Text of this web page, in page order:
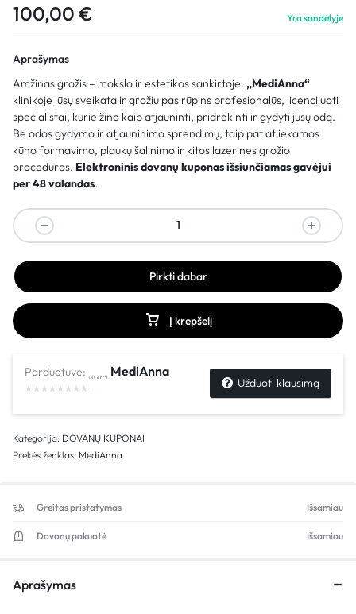
100,00 € Yra sandėlyje
Aprašymas
Amžinas grožis – mokslo ir estetikos sankirtoje. „MediAnna“
klinikoje jūsų sveikata ir grožiu pasirūpins profesionalūs, licencijuoti
specialistai, kurie žino kaip atjauninti, pridrėkinti ir gydyti jūsų odą.
Be odos gydymo ir atjauninimo sprendimų, taip pat atliekamos
kūno formavimo, plaukų šalinimo ir kitos lazerines grožio
procedūros. Elektroninis dovanų kuponas išsiunčiamas gavėjui
per 48 valandas.
Į krepšelį
Pirkti dabar
Parduotuvė: MediAnna
Užduoti klausimą
Kategorija: DOVANŲ KUPONAI
Prekės ženklas: MediAnna
Greitas pristatymas Išsamiau
Dovanų pakuotė Išsamiau
Aprašymas